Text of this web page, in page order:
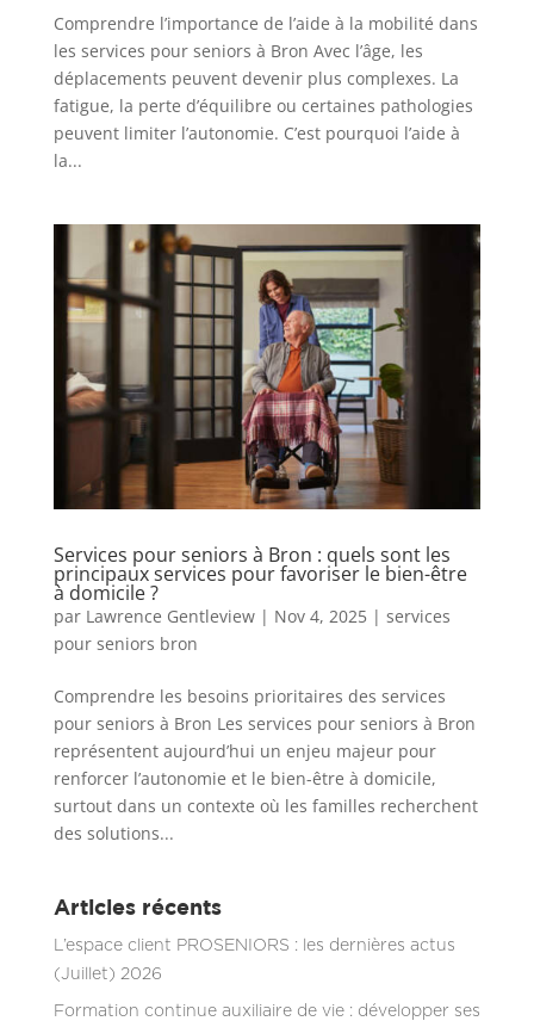
Comprendre l’importance de l’aide à la mobilité dans
les services pour seniors à Bron Avec l’âge, les
déplacements peuvent devenir plus complexes. La
fatigue, la perte d’équilibre ou certaines pathologies
peuvent limiter l’autonomie. C’est pourquoi l’aide à
la...
Services pour seniors à Bron : quels sont les
principaux services pour favoriser le bien-être
à domicile ?
par Lawrence Gentleview| Nov 4, 2025| services
pour seniors bron
Comprendre les besoins prioritaires des services
pour seniors à Bron Les services pour seniors à Bron
représentent aujourd’hui un enjeu majeur pour
renforcer l’autonomie et le bien-être à domicile,
surtout dans un contexte où les familles recherchent
des solutions...
Articles récents
L’espace client PROSENIORS : les dernières actus
(Juillet) 2026
Formation continue auxiliaire de vie : développer ses